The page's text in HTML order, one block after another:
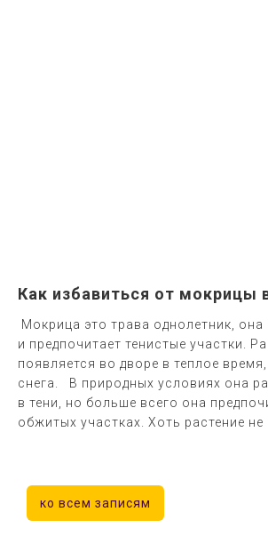
Как избавиться от мокрицы
Мокрица это трава однолетник, она
и предпочитает тенистые участки.
появляется во дворе в теплое время,
снега. В природных условиях она
в тени, но больше всего она
обжитых участках. Хоть растение не
ко всем записям